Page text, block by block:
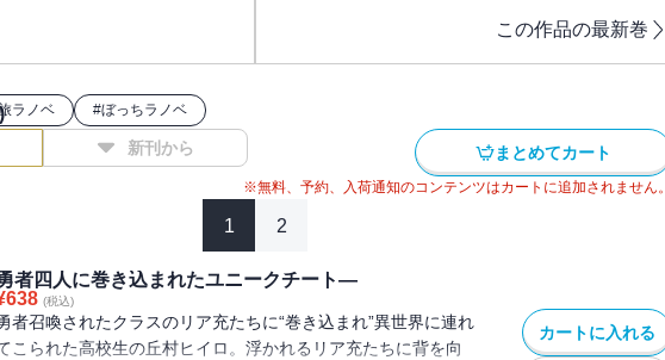
この作品の最新巻
ラノベ #ぼっちラノベ
新刊から まとめてカート
※無料、予約、入荷通知のコンテンツはカートに追加されません。
1 2
者四人に巻き込まれたユニークチート―
638 (税込)
者召喚されたクラスのリア充たちに“巻き込まれ”異世界に連れ
こられた高校生の丘村ヒイロ。浮かれるリア充たちに背を向
カートに入れる